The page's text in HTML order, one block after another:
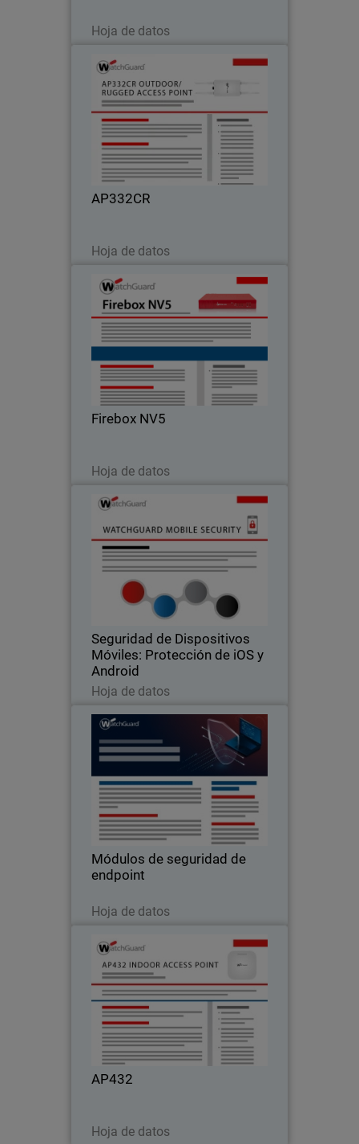
Hoja de datos
AP332CR
Hoja de datos
AP332CR
Desempeño de Wi-Fi para entornos
difíciles y en exteriores
Firebox NV5
Hoja de datos
Firebox NV5
Conectividad de punta para
Seguridad de Dispositivos
Móviles: Protección de iOS y
Android
Hoja de datos
Seguridad de Dispositivos
Móviles: Protección de iOS y
Android
Refuerce la protección y mantenga la
confidencialidad de sus datos en los
dispositivos iOS y Android
Descargar ahora
Módulos de seguridad de
endpoint
Hoja de datos
Módulos de seguridad de
endpoint
Aplique parches a sus sistemas, cifre
sus dispositivos, supervise los insights
de seguridad y controle sus datos
personales y confidenciales con
nuestros módulos de seguridad.
AP432
Hoja de datos
AP432
Robusta instalación inalámbrica para
implementaciones en espacios
interiores de alta densidad